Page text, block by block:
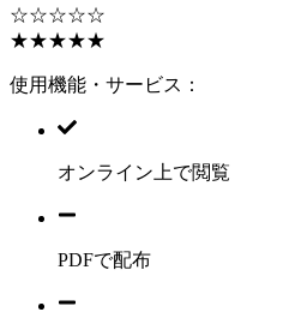
☆☆☆☆☆
★★★★★
使用機能・サービス：
オンライン上で閲覧
PDFで配布